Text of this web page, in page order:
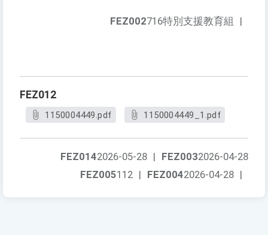
FEZ002716特別支援教育組 |
FEZ012
1150004449.pdf 1150004449_1.pdf
FEZ0032026-04-28
FEZ0142026-05-28 |
FEZ0042026-04-28 |
FEZ005112 |